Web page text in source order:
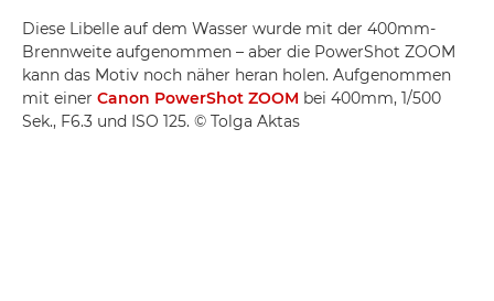
Diese Libelle auf dem Wasser wurde mit der 400mm-
Brennweite aufgenommen – aber die PowerShot ZOOM
kann das Motiv noch näher heran holen. Aufgenommen
mit einer Canon PowerShot ZOOM bei 400mm, 1/500
Sek., F6.3 und ISO 125. © Tolga Aktas